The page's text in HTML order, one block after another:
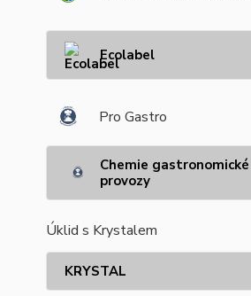
Ecolabel
Pro Gastro
Chemie gastronomické
provozy
Úklid s Krystalem
KRYSTAL